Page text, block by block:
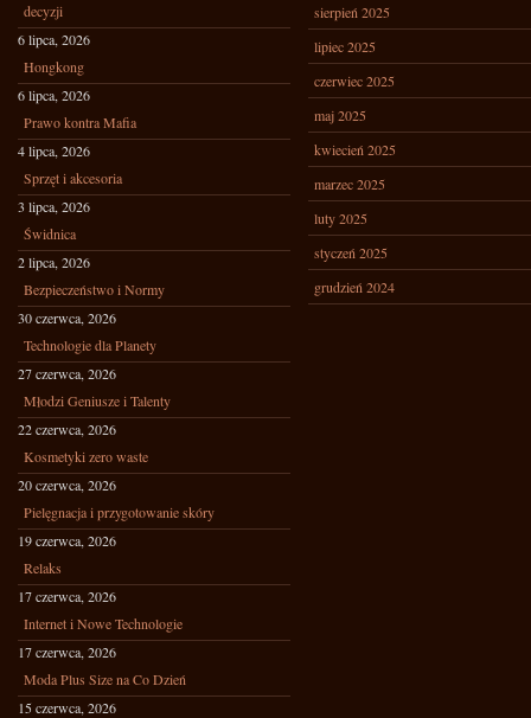
decyzji
6 lipca, 2026
Hongkong
6 lipca, 2026
Prawo kontra Mafia
4 lipca, 2026
Sprzęt i akcesoria
3 lipca, 2026
Świdnica
2 lipca, 2026
Bezpieczeństwo i Normy
30 czerwca, 2026
Technologie dla Planety
27 czerwca, 2026
Młodzi Geniusze i Talenty
22 czerwca, 2026
Kosmetyki zero waste
20 czerwca, 2026
Pielęgnacja i przygotowanie skóry
19 czerwca, 2026
Relaks
17 czerwca, 2026
Internet i Nowe Technologie
17 czerwca, 2026
Moda Plus Size na Co Dzień
15 czerwca, 2026
sierpień 2025
lipiec 2025
czerwiec 2025
maj 2025
kwiecień 2025
marzec 2025
luty 2025
styczeń 2025
grudzień 2024